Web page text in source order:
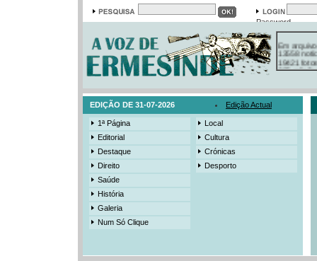
Password
Em arquivo
13558
19421
385
EDIÇÃO DE 31-07-2026 Edição Actual
1ª Página
Editorial
Destaque
Direito
Saúde
História
Galeria
Num Só Clique
Local
Cultura
Crónicas
Desporto